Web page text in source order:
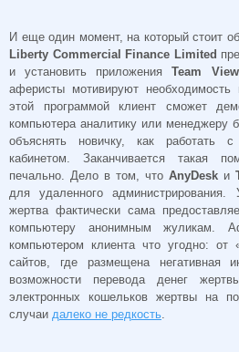
И еще один момент, на который стоит
Liberty Commercial Finance Limited
и установить приложенияTeam
аферисты мотивируют
этой программой клиент сможет
компьютера аналитику или менеджеру
объяснять новичку, как работать
кабинетом. Заканчивается такая
печально. Дело в том, что AnyDesk и
для удаленного администрирования.
жертва фактически сама
компьютеру анонимным жуликам.
компьютером клиента что угодно: от
сайтов, где размещена негативная
возможности перевода денег
электронных кошельков жертвы на
случаи далеко не редкость.